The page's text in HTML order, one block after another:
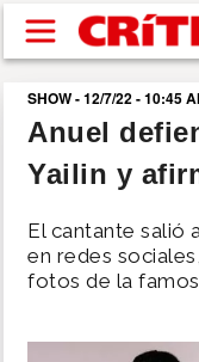
Pasar al contenido
buscar
SUCESOS
NACIONAL
SHOW - 12/7/22 - 10:45
Anuel
Yailin y
El cantante salió
en redes
fotos de la